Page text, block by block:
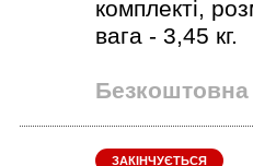
комплекті,
вага - 3,45 кг.
Безкоштовна
ЗАКІНЧУЄТЬСЯ